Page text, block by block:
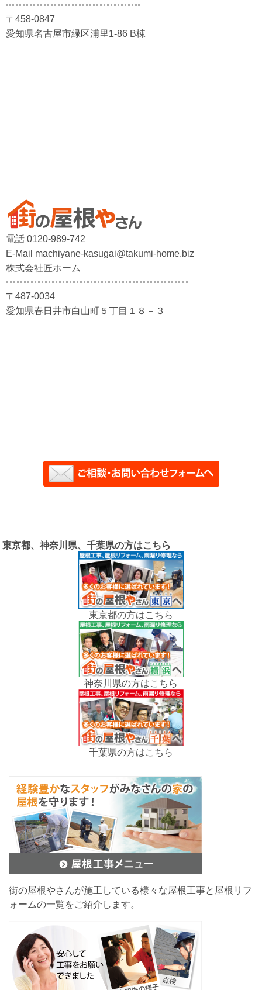
〒458-0847
愛知県名古屋市緑区浦里1-86 B棟
電話 0120-989-742
E-Mail machiyane-kasugai@takumi-home.biz
株式会社匠ホーム
〒487-0034
愛知県春日井市白山町５丁目１８－３
東京都、神奈川県、千葉県の方はこちら
東京都の方はこちら
神奈川県の方はこちら
千葉県の方はこちら
街の屋根やさんが施工している様々な屋根工事と屋根リフ
ォームの一覧をご紹介します。